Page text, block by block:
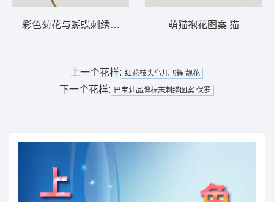
彩色菊花与蝴蝶刺绣图案 菊花 萌猫抱花图案 猫
上一个花样: 红花枝头鸟儿飞舞 靓花
下一个花样: 巴宝莉品牌标志刺绣图案 保罗